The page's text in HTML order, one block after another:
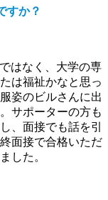
すか？
はなく、大学の専
は福祉かなと思っ
姿のビルさんに出
サポーターの方も
、面接でも話を引
面接で合格いただ
した。